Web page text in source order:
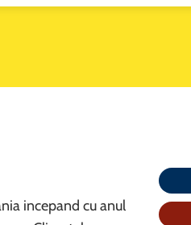
incepand cu anul